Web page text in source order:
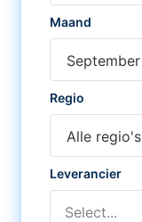
Maand
September
Regio
Alle regio's
Leverancier
Select...